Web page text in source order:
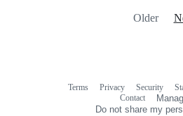
Older
Terms Privacy Security
Contact
Do not share my